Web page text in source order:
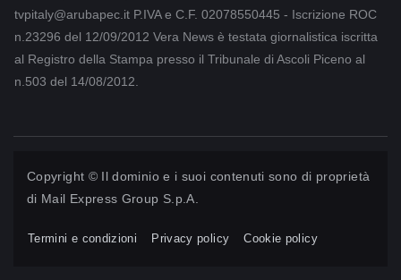
tvpitaly@arubapec.it P.IVA e C.F. 02078550445 - Iscrizione ROC
n.23296 del 12/09/2012 Vera News è testata giornalistica iscritta
al Registro della Stampa presso il Tribunale di Ascoli Piceno al
n.503 del 14/08/2012.
Copyright © Il dominio e i suoi contenuti sono di proprietà
di Mail Express Group S.p.A.
Termini e condizioni Privacy policy Cookie policy